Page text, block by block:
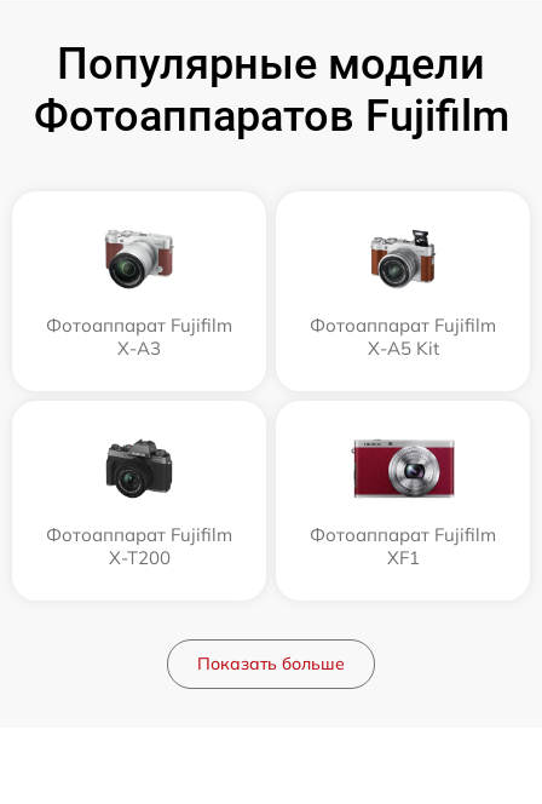
Популярные модели
Фотоаппаратов Fujifilm
Фотоаппарат Fujifilm
X-A3
Фотоаппарат Fujifilm
X-A5 Kit
Фотоаппарат Fujifilm
X-T200
Фотоаппарат Fujifilm
XF1
Показать больше